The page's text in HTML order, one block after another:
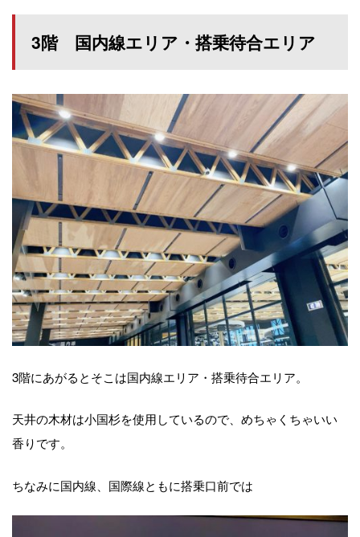
3階 国内線エリア・搭乗待合エリア
3階にあがるとそこは国内線エリア・搭乗待合エリア。
天井の木材は小国杉を使用しているので、めちゃくちゃいい
香りです。
ちなみに国内線、国際線ともに搭乗口前では